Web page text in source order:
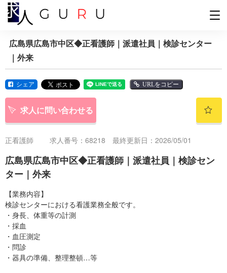
広島県広島市中区◆正看護師｜派遣社員｜検診センター
｜外来
シェア URLをコピー
求人に問い合わせる
正看護師 求人番号：68218 最終更新日：2026/05/01
広島県広島市中区◆正看護師｜派遣社員｜検診セン
ター｜外来
【業務内容】
検診センターにおける看護業務全般です。
・身長、体重等の計測
・採血
・血圧測定
・問診
・器具の準備、整理整頓…等